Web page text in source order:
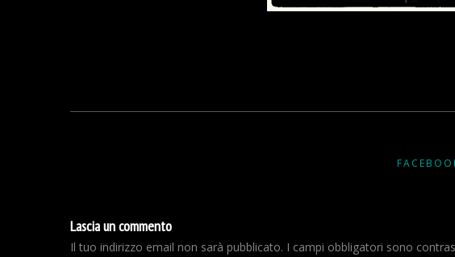
Lascia un commento
Il tuo indirizzo email non sarà pubblicato. I campi obbligatori sono